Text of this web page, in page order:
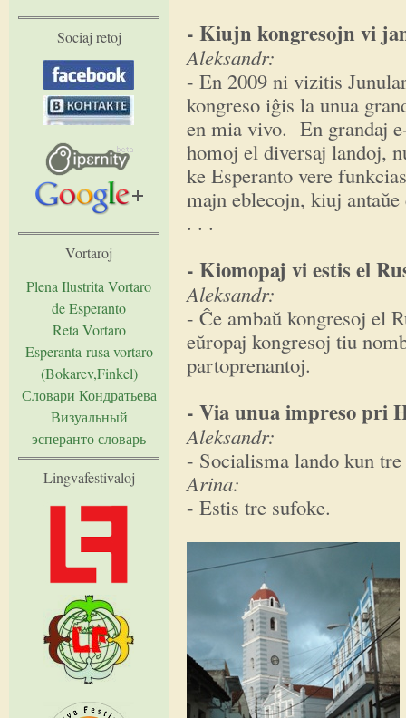
- Kiujn kongresojn vi
Aleksandr:
- En 2009 ni vizitis
kongreso iĝis la unua
en mia vivo. En grandaj
homoj el diversaj landoj,
ke Esperanto vere
majn eblecojn, kiuj
. . .
- Kiomopaj vi estis el
Aleksandr:
- Ĉe ambaŭ kongresoj el
eŭropaj kongresoj tiu
partoprenantoj.
- Via unua impreso pri
Aleksandr:
- Socialisma lando kun
Arina:
- Estis tre sufoke.
Sociaj retoj
Vortaroj
Plena Ilustrita Vortaro
de Esperanto
Reta Vortaro
Esperanta-rusa vortaro
(Bokarev,Finkel)
Словари Кондратьева
Визуальный
эсперанто словарь
Lingvafestivaloj